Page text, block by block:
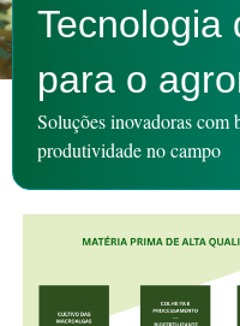
Tecnologia
para o
Soluções inovadoras com
produtividade no campo